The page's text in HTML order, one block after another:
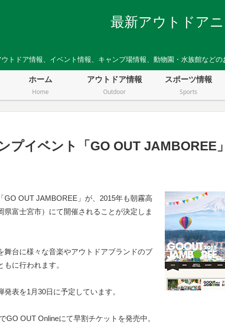
最新アウトドア
ウトドア情報、イベント情報、キャンプ場情報、動物園・水族館など
ホーム
Home
アウトドア情報
Outdoor
スポーツ情報
Sports
プイベント「GO OUT JAMBOREE
GO OUT JAMBOREE」が、2015年も朝霧高
県富士宮市）にて開催されることが決定しま
舞台に様々な音楽やアウトドアブランドのブ
に行われます。
表を1月30日に予定しています。
GO OUT Onlineにて早割チケットを発売中。